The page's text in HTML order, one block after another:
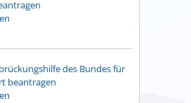
des Bundes für
beantragen